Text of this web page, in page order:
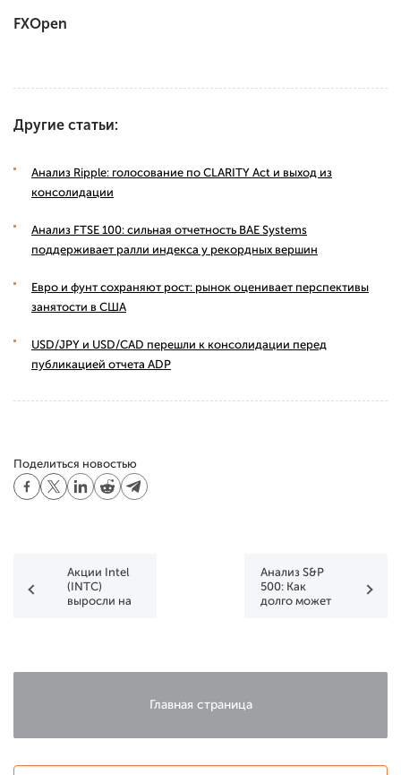
FXOpen
Другие статьи:
Анализ Ripple: голосование по CLARITY Act и выход из
консолидации
Анализ FTSE 100: сильная отчетность BAE Systems
поддерживает ралли индекса у рекордных вершин
Евро и фунт сохраняют рост: рынок оценивает перспективы
занятости в США
USD/JPY и USD/CAD перешли к консолидации перед
публикацией отчета ADP
Поделиться новостью
Акции Intel
(INTC)
выросли на
Анализ S&P
500: Как
долго может
Главная страница